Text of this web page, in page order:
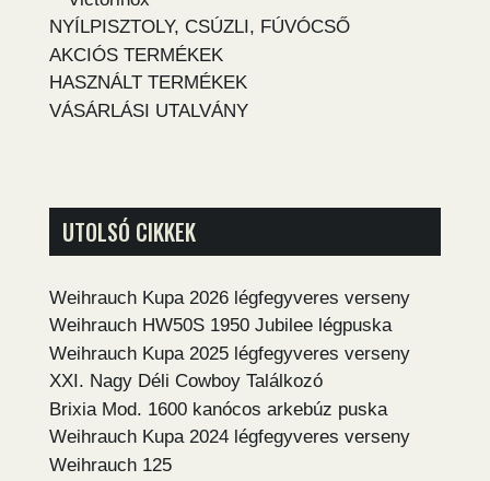
NYÍLPISZTOLY, CSÚZLI, FÚVÓCSŐ
AKCIÓS TERMÉKEK
HASZNÁLT TERMÉKEK
VÁSÁRLÁSI UTALVÁNY
UTOLSÓ CIKKEK
Weihrauch Kupa 2026 légfegyveres verseny
Weihrauch HW50S 1950 Jubilee légpuska
Weihrauch Kupa 2025 légfegyveres verseny
XXI. Nagy Déli Cowboy Találkozó
Brixia Mod. 1600 kanócos arkebúz puska
Weihrauch Kupa 2024 légfegyveres verseny
Weihrauch 125